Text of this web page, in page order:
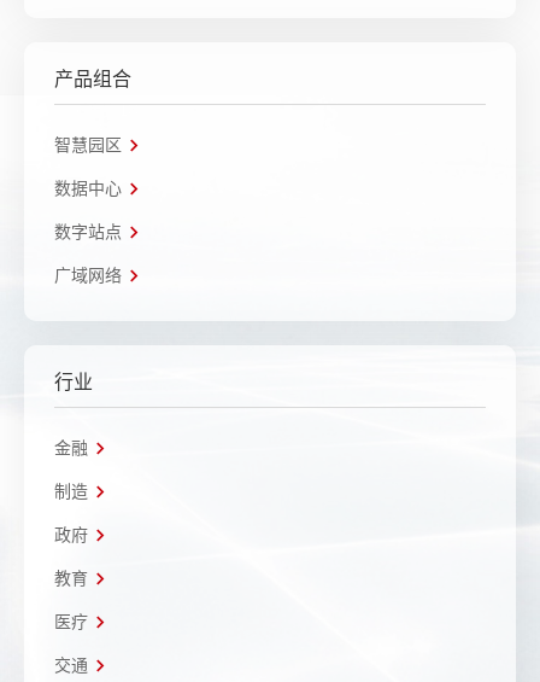
产品组合
智慧园区
数据中心
数字站点
广域网络
行业
金融
制造
政府
教育
医疗
交通